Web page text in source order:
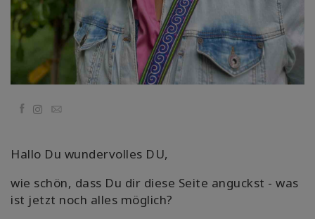
İLETIŞIM
FacebookEmail
Hallo Du wundervolles DU,
wie schön, dass Du dir diese Seite anguckst - was
ist jetzt noch alles möglich?